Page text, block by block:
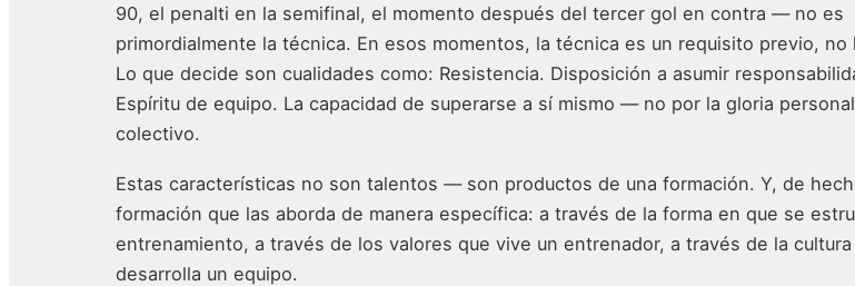
90, el penalti en la semifinal, el momento después del tercer gol en contra — no es
primordialmente la técnica. En esos momentos, la técnica es un requisito previo, no
Lo que decide son cualidades como: Resistencia. Disposición a asumir
Espíritu de equipo. La capacidad de superarse a sí mismo — no por la gloria
colectivo.
Estas características no son talentos — son productos de una formación. Y, de
formación que las aborda de manera específica: a través de la forma en que se
entrenamiento, a través de los valores que vive un entrenador, a través de la cultura
desarrolla un equipo.